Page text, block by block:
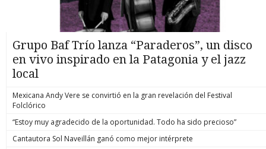
Grupo Baf Trío lanza “Paraderos”, un disco
en vivo inspirado en la Patagonia y el jazz
local
Mexicana Andy Vere se convirtió en la gran revelación del Festival
Folclórico
“Estoy muy agradecido de la oportunidad. Todo ha sido precioso”
Cantautora Sol Naveillán ganó como mejor intérprete